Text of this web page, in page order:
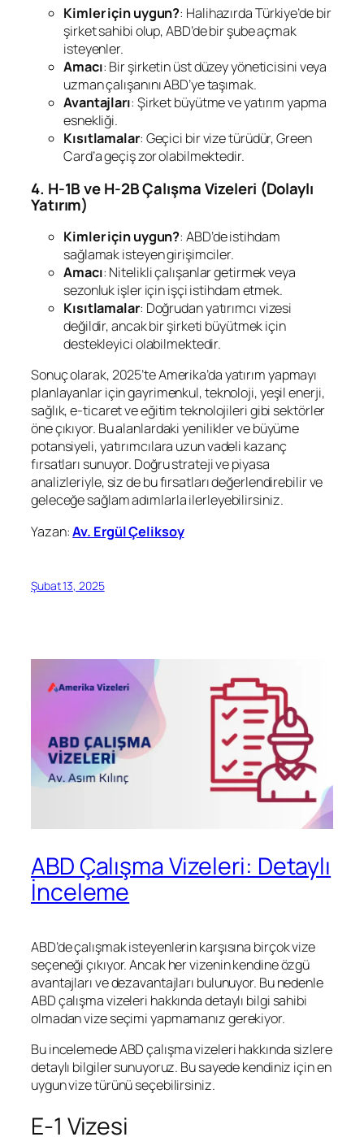
Kimler için uygun?: Halihazırda Türkiye’de bir
şirket sahibi olup, ABD’de bir şube açmak
isteyenler.
Amacı: Bir şirketin üst düzey yöneticisini veya
uzman çalışanını ABD’ye taşımak.
Avantajları: Şirket büyütme ve yatırım yapma
esnekliği.
Kısıtlamalar: Geçici bir vize türüdür, Green
Card’a geçiş zor olabilmektedir.
4. H-1B ve H-2B Çalışma Vizeleri (Dolaylı
Yatırım)
Kimler için uygun?: ABD’de istihdam
sağlamak isteyen girişimciler.
Amacı: Nitelikli çalışanlar getirmek veya
sezonluk işler için işçi istihdam etmek.
Kısıtlamalar: Doğrudan yatırımcı vizesi
değildir, ancak bir şirketi büyütmek için
destekleyici olabilmektedir.
Sonuç olarak, 2025’te Amerika’da yatırım yapmayı
planlayanlar için gayrimenkul, teknoloji, yeşil enerji,
sağlık, e-ticaret ve eğitim teknolojileri gibi sektörler
öne çıkıyor. Bu alanlardaki yenilikler ve büyüme
potansiyeli, yatırımcılara uzun vadeli kazanç
fırsatları sunuyor. Doğru strateji ve piyasa
analizleriyle, siz de bu fırsatları değerlendirebilir ve
geleceğe sağlam adımlarla ilerleyebilirsiniz.
Yazan:Av. Ergül Çeliksoy
Şubat 13, 2025
ABD Çalışma Vizeleri: Detaylı
İnceleme
ABD’de çalışmak isteyenlerin karşısına birçok vize
seçeneği çıkıyor. Ancak her vizenin kendine özgü
avantajları ve dezavantajları bulunuyor. Bu nedenle
ABD çalışma vizeleri hakkında detaylı bilgi sahibi
olmadan vize seçimi yapmamanız gerekiyor.
Bu incelemede ABD çalışma vizeleri hakkında sizlere
detaylı bilgiler sunuyoruz. Bu sayede kendiniz için en
uygun vize türünü seçebilirsiniz.
E-1 Vizesi